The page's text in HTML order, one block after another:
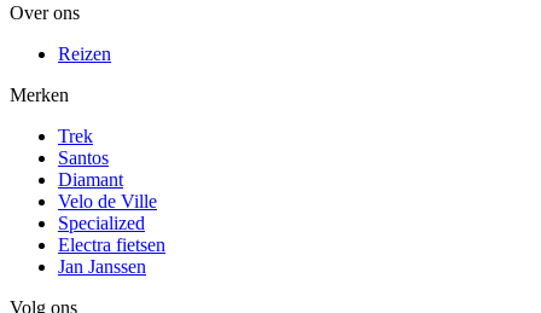
Over ons
Reizen
Merken
Trek
Santos
Diamant
Velo de Ville
Specialized
Electra fietsen
Jan Janssen
Volg ons